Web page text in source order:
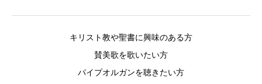
キリスト教や聖書に興味のある方
賛美歌を歌いたい方
パイプオルガンを聴きたい方